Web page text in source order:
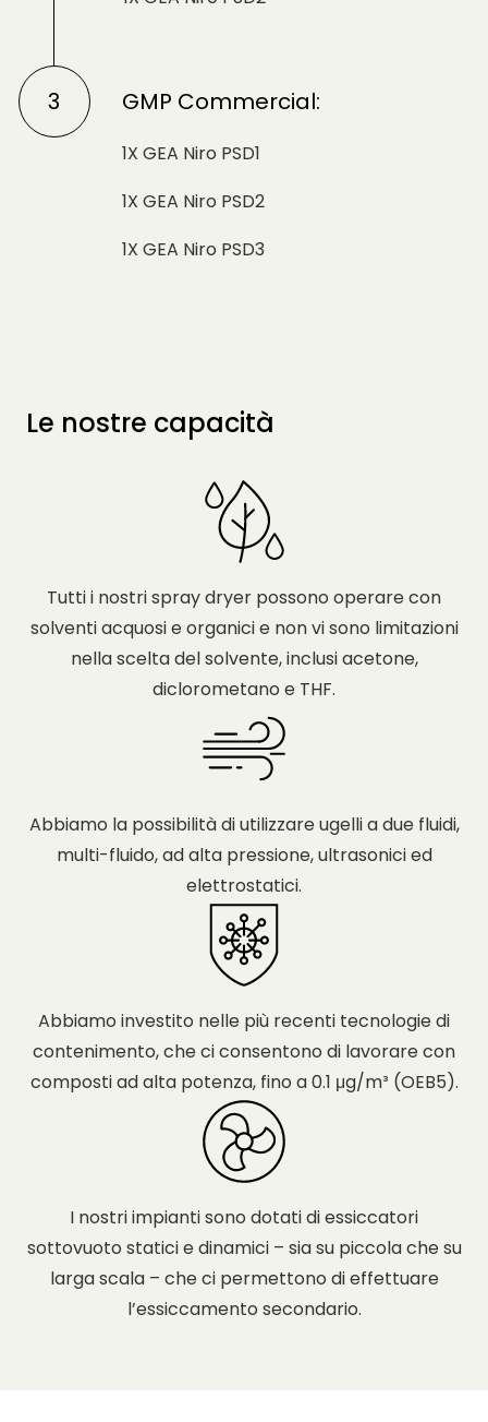
3 GMP Commercial:
1X GEA Niro PSD1
1X GEA Niro PSD2
1X GEA Niro PSD3
Le nostre capacità
Tutti i nostri spray dryer possono operare con
solventi acquosi e organici e non vi sono limitazioni
nella scelta del solvente, inclusi acetone,
diclorometano e THF.
Abbiamo la possibilità di utilizzare ugelli a due fluidi,
multi-fluido, ad alta pressione, ultrasonici ed
elettrostatici.
Abbiamo investito nelle più recenti tecnologie di
contenimento, che ci consentono di lavorare con
composti ad alta potenza, fino a 0.1 μg/m³ (OEB5).
I nostri impianti sono dotati di essiccatori
sottovuoto statici e dinamici – sia su piccola che su
larga scala – che ci permettono di effettuare
l’essiccamento secondario.